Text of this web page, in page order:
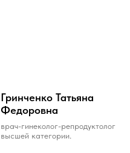
Гринченко Татьяна
Федоровна
врач-гинеколог-репродуктолог
высшей категории.